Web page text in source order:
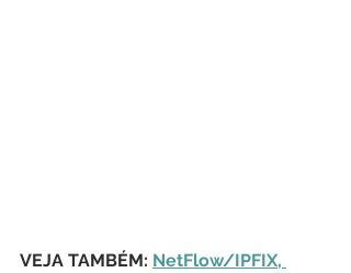
VEJA TAMBÉM: NetFlow/IPFIX,